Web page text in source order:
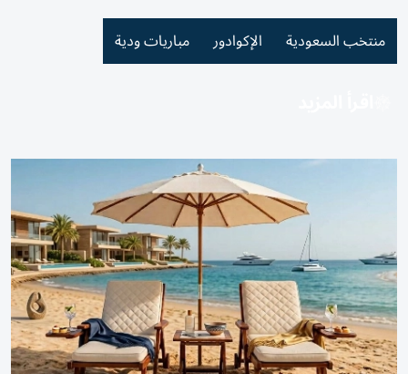
منتخب السعودية الإكوادور مباريات ودية